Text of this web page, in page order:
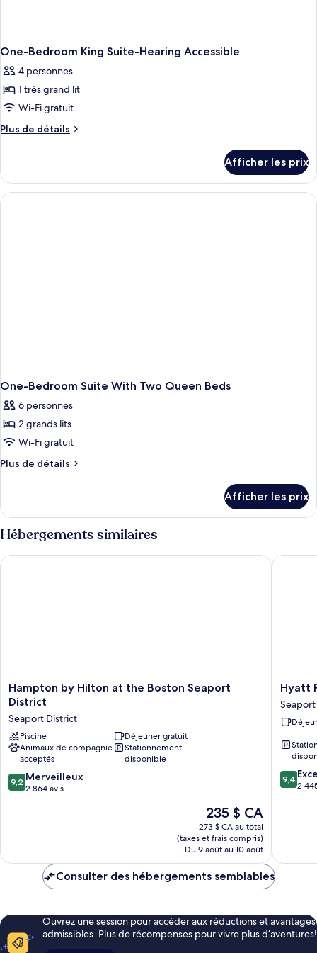
One-Bedroom King Suite-Hearing Accessible
4 personnes
1 très grand lit
Wi-Fi gratuit
Plus de détails
Plus
One-
Bedroom
King
Afficher les prix
One-Bedroom Suite With Two Queen Beds
6 personnes
2 grands lits
Wi-Fi gratuit
Plus de détails
Plus
One-
Bedroom
Suite
With
Two
Afficher les prix
Hébergements similaires
Hampton
by
at
the
Boston
Seaport
District
Seaport
Hampton by Hilton at the Boston Seaport
District
Seaport District
Piscine
Déjeuner gratuit
Animaux de compagnie
acceptés
Stationnement
disponible
9.2
sur
9,2 Merveilleux
2 864 avis
Le
prix
est
de
235 $ CA
235 $ CA
273 $ CA au total
(taxes et frais compris)
Du 9 août au 10 août
Hampton by Hilton at the Boston Seaport District
Hyatt
Place
District
District
Hyatt
9.4
sur
9,4
2
Hyatt
Consulter des hébergements semblables
Ouvrez une session pour accéder aux réductions et avantages
admissibles. Plus de récompenses pour vivre plus d’aventures!